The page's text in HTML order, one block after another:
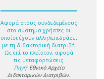
Αφορά στους συνδεδεμένους
στο σύστημα χρήστες οι
οποίοι έχουν αλληλεπιδράσει
με τη διδακτορική διατριβή.
Ως επί το πλείστον, αφορά
τις μεταφορτώσεις.
Πηγή: Εθνικό Αρχείο
Διδακτορικών Διατριβών.